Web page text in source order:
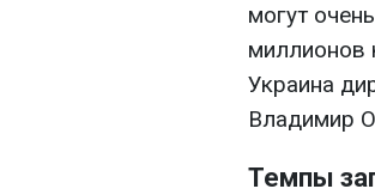
могут
миллионов
Украина
Владимир
Темпы